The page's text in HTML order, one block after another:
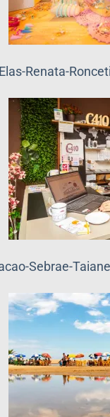
Renata-
Sebrae-